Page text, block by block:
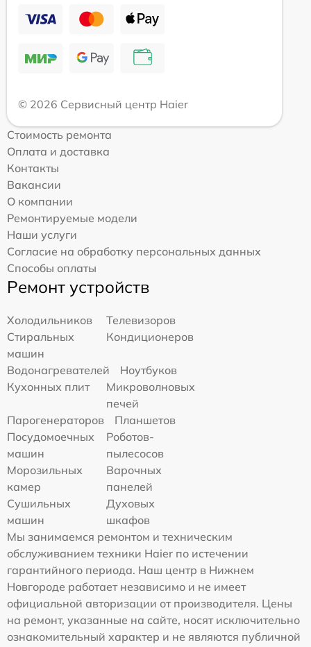
© 2026 Сервисный центр Haier
Стоимость ремонта
Оплата и доставка
Контакты
Вакансии
О компании
Ремонтируемые модели
Наши услуги
Согласие на обработку персональных данных
Способы оплаты
Ремонт устройств
Холодильников
Телевизоров
Стиральных
машин
Кондиционеров
Водонагревателей
Ноутбуков
Кухонных плит
Микроволновых
печей
Парогенераторов
Планшетов
Посудомоечных
машин
Роботов-
пылесосов
Морозильных
камер
Варочных
панелей
Сушильных
машин
Духовых
шкафов
Мы занимаемся ремонтом и техническим
обслуживанием техники Haier по истечении
гарантийного периода. Наш центр в Нижнем
Новгороде работает независимо и не имеет
официальной авторизации от производителя. Цены
на ремонт, указанные на сайте, носят исключительно
ознакомительный характер и не являются публичной